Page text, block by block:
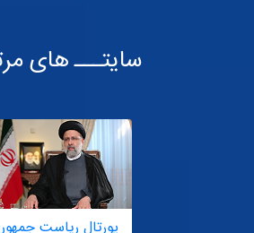
سایتـــ های
پورتال ریاست